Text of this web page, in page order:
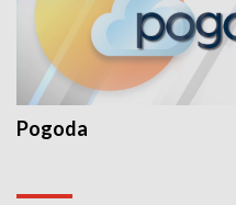
Pogoda